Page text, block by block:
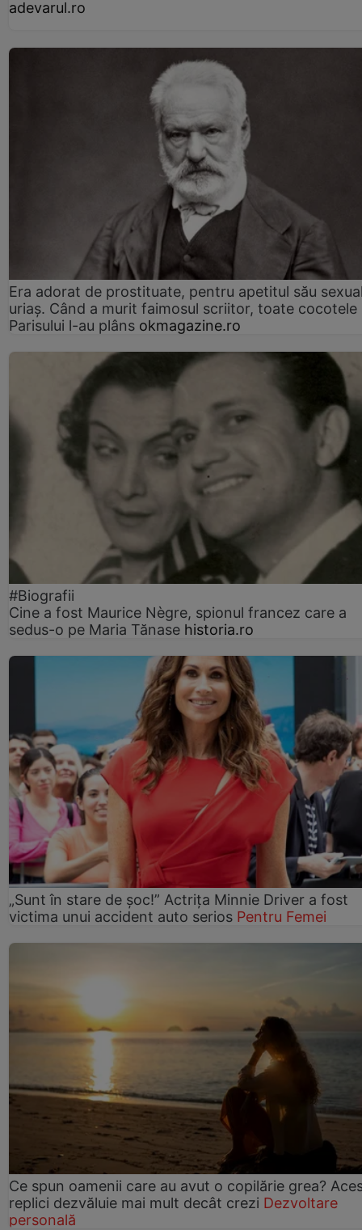
adevarul.ro
Era adorat de prostituate, pentru apetitul său
uriaș. Când a murit faimosul scriitor, toate cocotele
Parisului l-au plâns okmagazine.ro
#Biografii
Cine a fost Maurice Nègre, spionul francez care a
sedus-o pe Maria Tănase historia.ro
„Sunt în stare de șoc!” Actrița Minnie Driver a fost
victima unui accident auto serios Pentru Femei
Ce spun oamenii care au avut o copilărie grea?
replici dezvăluie mai mult decât crezi Dezvoltare
personală